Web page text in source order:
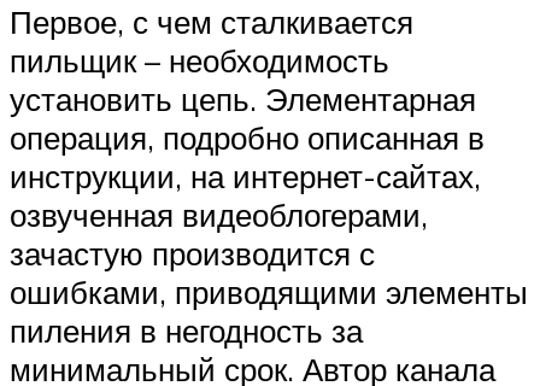
Первое, с чем сталкивается
пильщик – необходимость
установить цепь. Элементарная
операция, подробно описанная в
инструкции, на интернет-сайтах,
озвученная видеоблогерами,
зачастую производится с
ошибками, приводящими элементы
пиления в негодность за
минимальный срок. Автор канала